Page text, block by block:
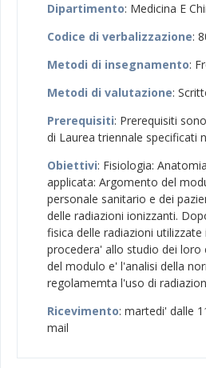
Dipartimento: Medicina E
Codice di verbalizzazione:
Metodi di insegnamento:
Metodi di valutazione:
Prerequisiti: Prerequisiti
di Laurea triennale specificati
Obiettivi: Fisiologia:
applicata: Argomento del
personale sanitario e dei
delle radiazioni ionizzanti.
fisica delle radiazioni
procedera' allo studio dei
del modulo e' l'analisi della
regolamemta l'uso di
Ricevimento: martedi' dalle
mail